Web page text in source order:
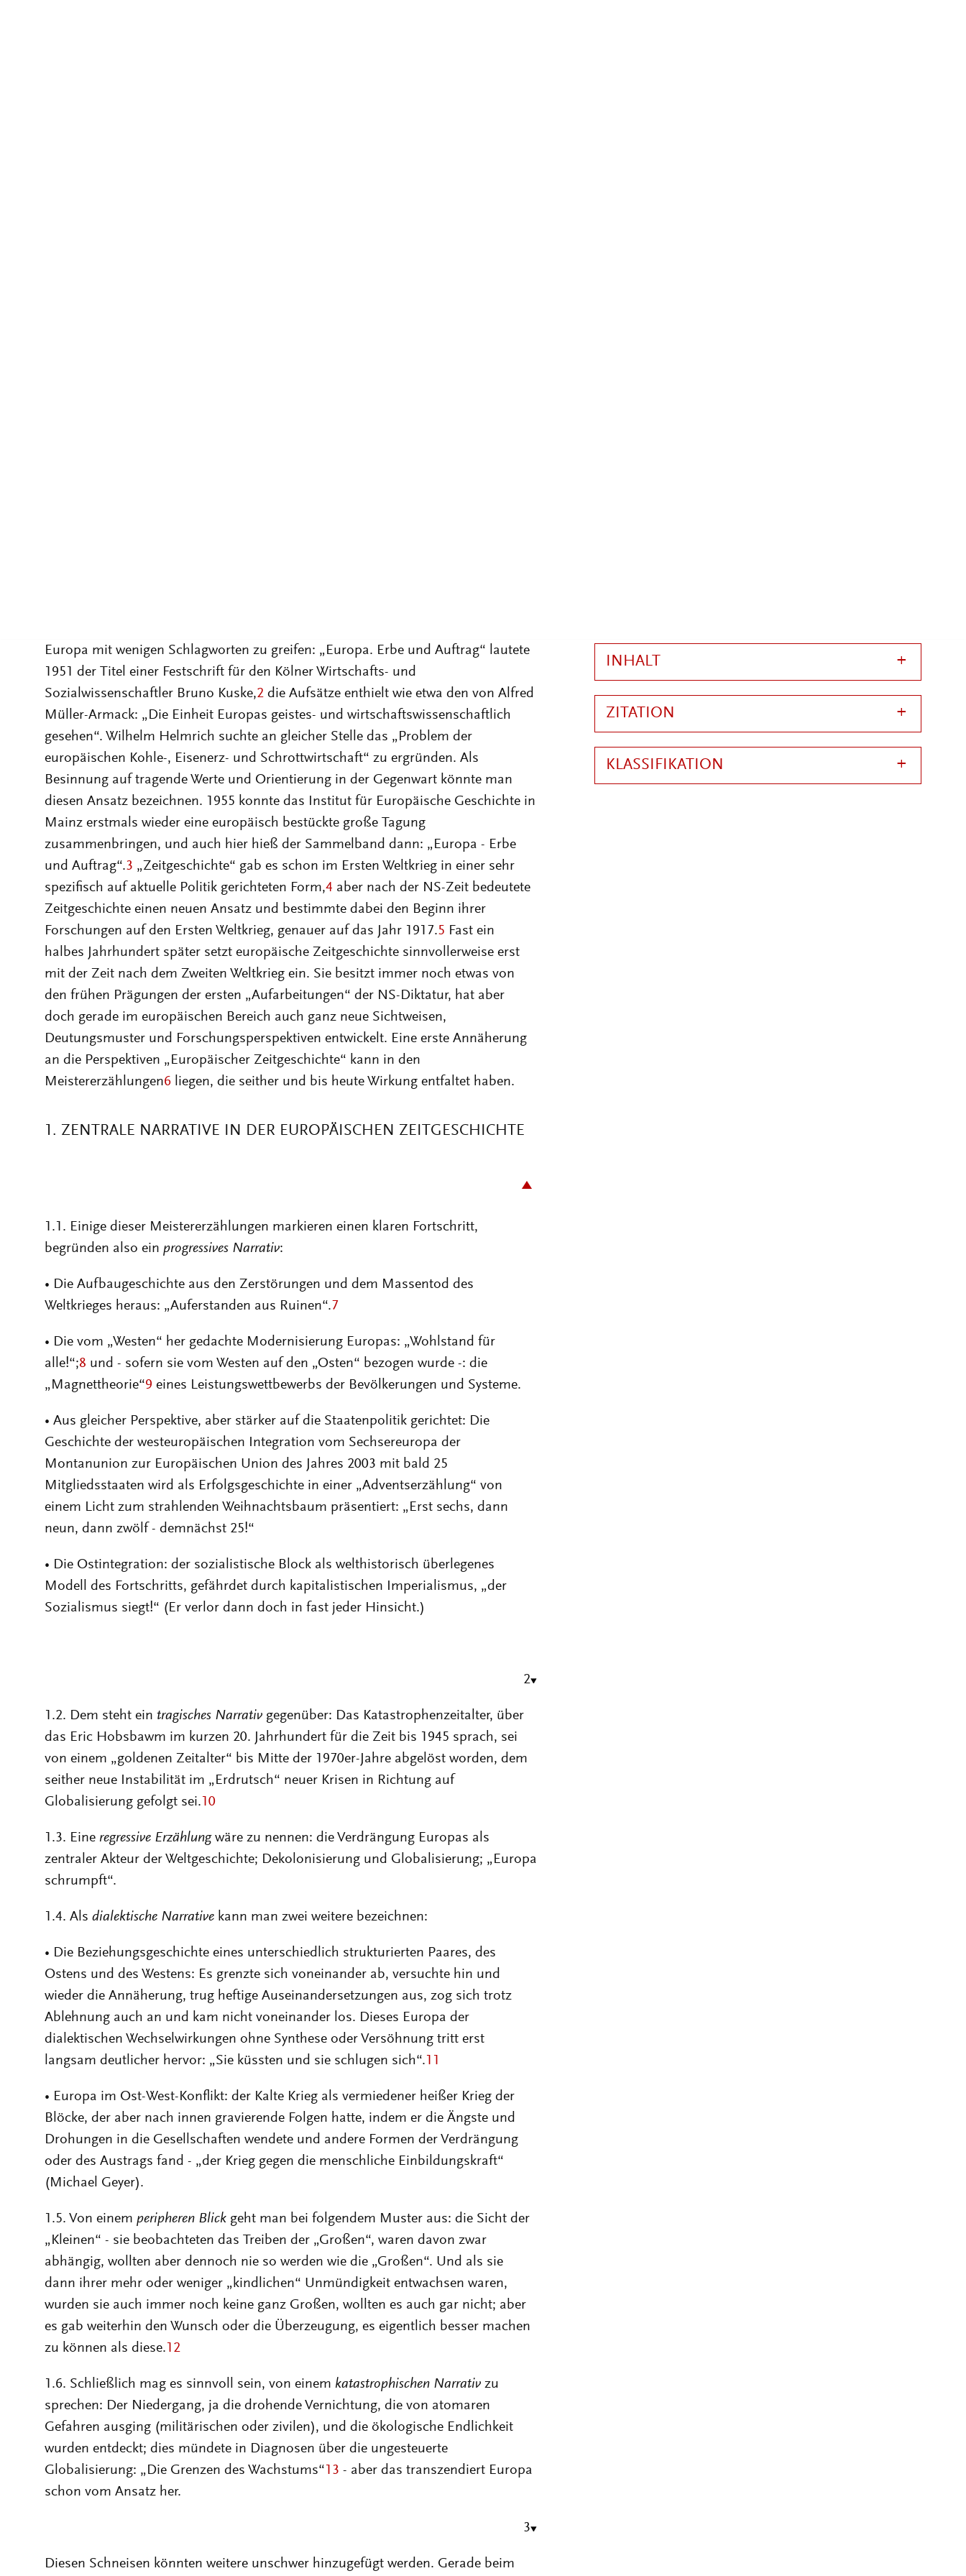
Europa mit wenigen Schlagworten zu greifen: „Europa. Erbe und Auftrag“ lautete
1951 der Titel einer Festschrift für den Kölner Wirtschafts- und
Sozialwissenschaftler Bruno Kuske,2 die Aufsätze enthielt wie etwa den von Alfred
Müller-Armack: „Die Einheit Europas geistes- und wirtschaftswissenschaftlich
gesehen“. Wilhelm Helmrich suchte an gleicher Stelle das „Problem der
europäischen Kohle-, Eisenerz- und Schrottwirtschaft“ zu ergründen. Als
Besinnung auf tragende Werte und Orientierung in der Gegenwart könnte man
diesen Ansatz bezeichnen. 1955 konnte das Institut für Europäische Geschichte in
Mainz erstmals wieder eine europäisch bestückte große Tagung
zusammenbringen, und auch hier hieß der Sammelband dann: „Europa - Erbe
und Auftrag“.3 „Zeitgeschichte“ gab es schon im Ersten Weltkrieg in einer sehr
spezifisch auf aktuelle Politik gerichteten Form,4 aber nach der NS-Zeit bedeutete
Zeitgeschichte einen neuen Ansatz und bestimmte dabei den Beginn ihrer
Forschungen auf den Ersten Weltkrieg, genauer auf das Jahr 1917.5 Fast ein
halbes Jahrhundert später setzt europäische Zeitgeschichte sinnvollerweise erst
mit der Zeit nach dem Zweiten Weltkrieg ein. Sie besitzt immer noch etwas von
den frühen Prägungen der ersten „Aufarbeitungen“ der NS-Diktatur, hat aber
doch gerade im europäischen Bereich auch ganz neue Sichtweisen,
Deutungsmuster und Forschungsperspektiven entwickelt. Eine erste Annäherung
an die Perspektiven „Europäischer Zeitgeschichte“ kann in den
Meistererzählungen6 liegen, die seither und bis heute Wirkung entfaltet haben.
1. ZENTRALE NARRATIVE IN DER EUROPÄISCHEN ZEITGESCHICHTE
1.1. Einige dieser Meistererzählungen markieren einen klaren Fortschritt,
begründen also ein progressives Narrativ:
• Die Aufbaugeschichte aus den Zerstörungen und dem Massentod des
Weltkrieges heraus: „Auferstanden aus Ruinen“.7
• Die vom „Westen“ her gedachte Modernisierung Europas: „Wohlstand für
alle!“;8 und - sofern sie vom Westen auf den „Osten“ bezogen wurde -: die
„Magnettheorie“9 eines Leistungswettbewerbs der Bevölkerungen und Systeme.
• Aus gleicher Perspektive, aber stärker auf die Staatenpolitik gerichtet: Die
Geschichte der westeuropäischen Integration vom Sechsereuropa der
Montanunion zur Europäischen Union des Jahres 2003 mit bald 25
Mitgliedsstaaten wird als Erfolgsgeschichte in einer „Adventserzählung“ von
einem Licht zum strahlenden Weihnachtsbaum präsentiert: „Erst sechs, dann
neun, dann zwölf - demnächst 25!“
• Die Ostintegration: der sozialistische Block als welthistorisch überlegenes
Modell des Fortschritts, gefährdet durch kapitalistischen Imperialismus, „der
Sozialismus siegt!“ (Er verlor dann doch in fast jeder Hinsicht.)
2
1.2. Dem steht ein tragisches Narrativ gegenüber: Das Katastrophenzeitalter, über
das Eric Hobsbawm im kurzen 20. Jahrhundert für die Zeit bis 1945 sprach, sei
von einem „goldenen Zeitalter“ bis Mitte der 1970er-Jahre abgelöst worden, dem
seither neue Instabilität im „Erdrutsch“ neuer Krisen in Richtung auf
Globalisierung gefolgt sei. 10
1.3. Eine regressive Erzählungwäre zu nennen: die Verdrängung Europas als
zentraler Akteur der Weltgeschichte; Dekolonisierung und Globalisierung; „Europa
schrumpft“.
1.4. Als dialektische Narrative kann man zwei weitere bezeichnen:
• Die Beziehungsgeschichte eines unterschiedlich strukturierten Paares, des
Ostens und des Westens: Es grenzte sich voneinander ab, versuchte hin und
wieder die Annäherung, trug heftige Auseinandersetzungen aus, zog sich trotz
Ablehnung auch an und kam nicht voneinander los. Dieses Europa der
dialektischen Wechselwirkungen ohne Synthese oder Versöhnung tritt erst
langsam deutlicher hervor: „Sie küssten und sie schlugen sich“. 11
• Europa im Ost-West-Konflikt: der Kalte Krieg als vermiedener heißer Krieg der
Blöcke, der aber nach innen gravierende Folgen hatte, indem er die Ängste und
Drohungen in die Gesellschaften wendete und andere Formen der Verdrängung
oder des Austrags fand - „der Krieg gegen die menschliche Einbildungskraft“
(Michael Geyer).
1.5. Von einem peripheren Blick geht man bei folgendem Muster aus: die Sicht der
„Kleinen“ - sie beobachteten das Treiben der „Großen“, waren davon zwar
abhängig, wollten aber dennoch nie so werden wie die „Großen“. Und als sie
dann ihrer mehr oder weniger „kindlichen“ Unmündigkeit entwachsen waren,
wurden sie auch immer noch keine ganz Großen, wollten es auch gar nicht; aber
es gab weiterhin den Wunsch oder die Überzeugung, es eigentlich besser machen
zu können als diese. 12
1.6. Schließlich mag es sinnvoll sein, von einem katastrophischen Narrativ zu
sprechen: Der Niedergang, ja die drohende Vernichtung, die von atomaren
Gefahren ausging (militärischen oder zivilen), und die ökologische Endlichkeit
wurden entdeckt; dies mündete in Diagnosen über die ungesteuerte
Globalisierung: „Die Grenzen des Wachstums“ 13 - aber das transzendiert Europa
schon vom Ansatz her.
3
Diesen Schneisen könnten weitere unschwer hinzugefügt werden. Gerade beim